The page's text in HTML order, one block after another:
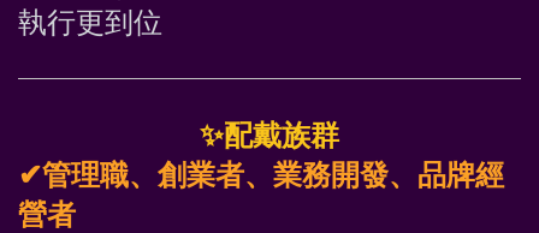
執行更到位
✨配戴族群
✔管理職、創業者、業務開發、品牌經
營者